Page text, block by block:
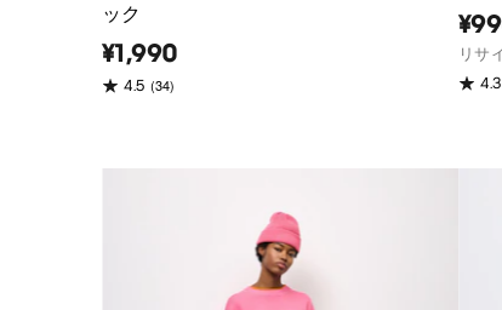
ック
¥1,990
4.5 (34)
リサ
4.3